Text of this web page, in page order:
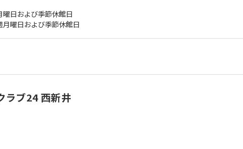
日および季節休館日
曜日および季節休館日
ラブ24 西新井